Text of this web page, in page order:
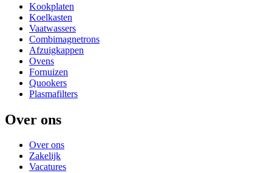
Kookplaten
Koelkasten
Vaatwassers
Combimagnetrons
Afzuigkappen
Ovens
Fornuizen
Quookers
Plasmafilters
Over ons
Over ons
Zakelijk
Vacatures